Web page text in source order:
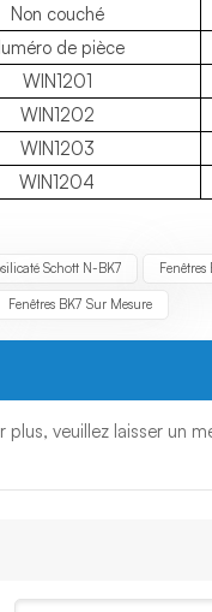
Non couché
de pièce
WIN1201
WIN1202
WIN1203
WIN1204
Schott N-BK7
Fenêtres BK7 Sur Mesure
veuillez laisser un